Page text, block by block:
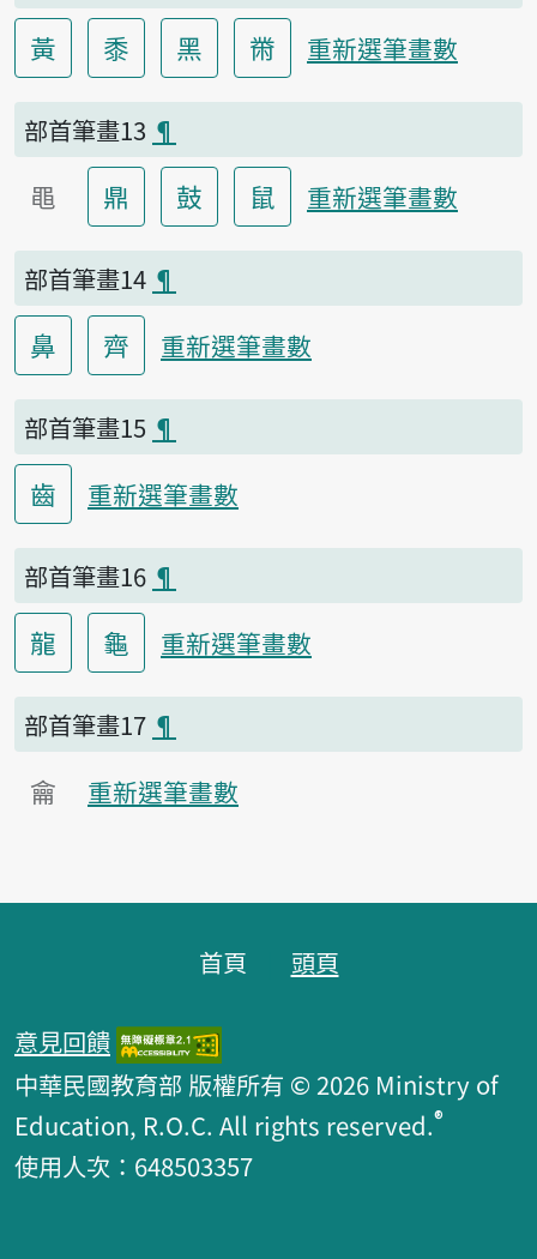
黃 黍 黑 黹 重新選筆畫數
部首筆畫13 ¶
黽 鼎 鼓 鼠 重新選筆畫數
部首筆畫14 ¶
鼻 齊 重新選筆畫數
部首筆畫15 ¶
齒 重新選筆畫數
部首筆畫16 ¶
龍 龜 重新選筆畫數
部首筆畫17 ¶
龠 重新選筆畫數
首頁 頭頁
意見回饋
中華民國教育部 版權所有 © 2026 Ministry of
Education, R.O.C. All rights reserved.®
使用人次：648503357